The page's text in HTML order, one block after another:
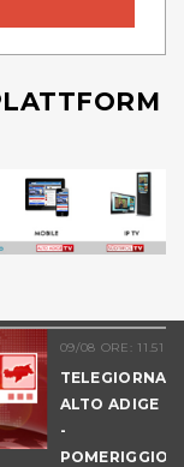
09/08 ORE: 11.51
ALTO ADIGE
-
POMERIGGIO